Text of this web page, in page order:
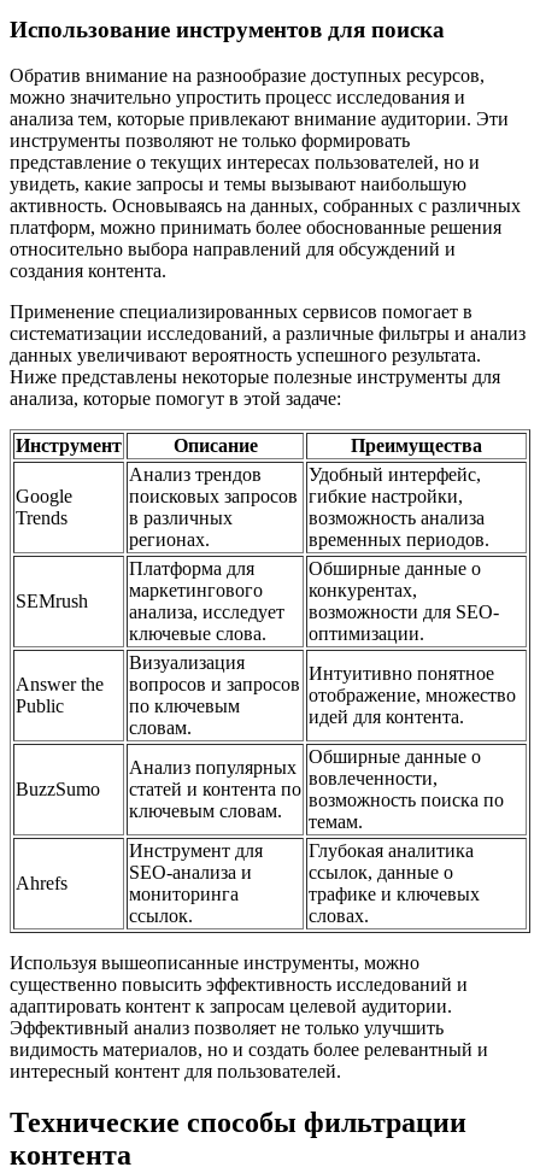
Использование инструментов для поиска
Обратив внимание на разнообразие доступных ресурсов,
можно значительно упростить процесс исследования и
анализа тем, которые привлекают внимание аудитории. Эти
инструменты позволяют не только формировать
представление о текущих интересах пользователей, но и
увидеть, какие запросы и темы вызывают наибольшую
активность. Основываясь на данных, собранных с различных
платформ, можно принимать более обоснованные решения
относительно выбора направлений для обсуждений и
создания контента.
Применение специализированных сервисов помогает в
систематизации исследований, а различные фильтры и анализ
данных увеличивают вероятность успешного результата.
Ниже представлены некоторые полезные инструменты для
анализа, которые помогут в этой задаче:
Инструмент Описание Преимущества
Google
Trends
Анализ трендов
поисковых запросов
в различных
регионах.
Удобный интерфейс,
гибкие настройки,
возможность анализа
временных периодов.
SEMrush
Платформа для
маркетингового
анализа, исследует
ключевые слова.
Обширные данные о
конкурентах,
возможности для SEO-
оптимизации.
Answer the
Public
Визуализация
вопросов и запросов
по ключевым
словам.
Интуитивно понятное
отображение, множество
идей для контента.
BuzzSumo
Анализ популярных
статей и контента по
ключевым словам.
Обширные данные о
вовлеченности,
возможность поиска по
темам.
Ahrefs
Инструмент для
SEO-анализа и
мониторинга
ссылок.
Глубокая аналитика
ссылок, данные о
трафике и ключевых
словах.
Используя вышеописанные инструменты, можно
существенно повысить эффективность исследований и
адаптировать контент к запросам целевой аудитории.
Эффективный анализ позволяет не только улучшить
видимость материалов, но и создать более релевантный и
интересный контент для пользователей.
Технические способы фильтрации
контента